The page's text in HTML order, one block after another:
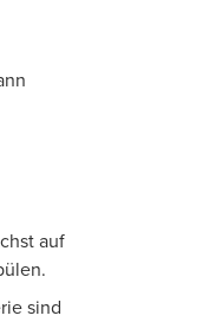
auf
sind